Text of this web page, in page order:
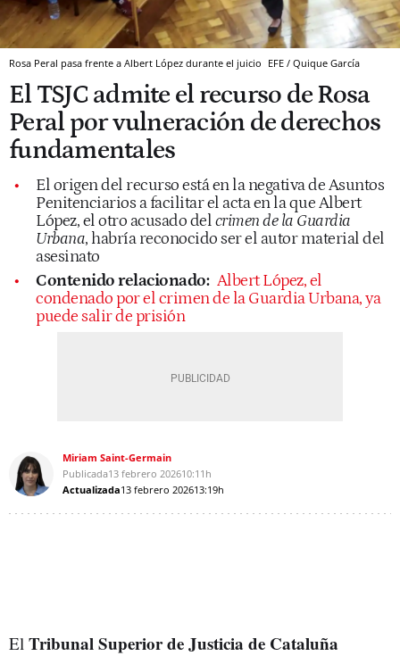
Rosa Peral pasa frente a Albert López durante el juicio EFE / Quique García
El TSJC admite el recurso de Rosa
Peral por vulneración de derechos
fundamentales
El origen del recurso está en la negativa de Asuntos
Penitenciarios a facilitar el acta en la que Albert
López, el otro acusado delcrimen de la Guardia
Urbana, habría reconocido ser el autor material del
asesinato
Contenido relacionado: Albert López, el
condenado por el crimen de la Guardia Urbana, ya
puede salir de prisión
Miriam Saint-Germain
Publicada13 febrero 202610:11h
Actualizada13 febrero 202613:19h
El Tribunal Superior de Justicia de Cataluña